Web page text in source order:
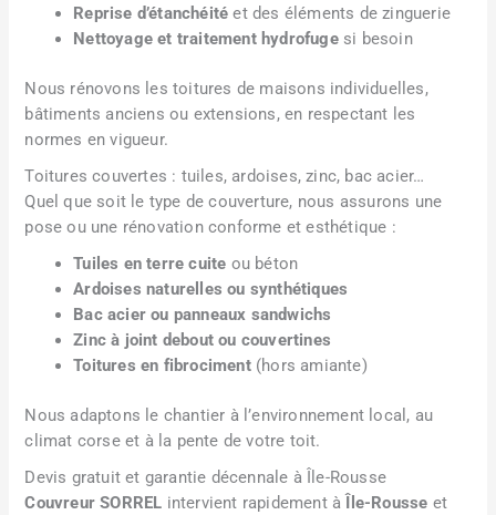
Reprise d’étanchéité et des éléments de zinguerie
Nettoyage et traitement hydrofugesi besoin
Nous rénovons les toitures de maisons individuelles,
bâtiments anciens ou extensions, en respectant les
normes en vigueur.
Toitures couvertes : tuiles, ardoises, zinc, bac acier…
Quel que soit le type de couverture, nous assurons une
pose ou une rénovation conforme et esthétique :
Tuiles en terre cuite ou béton
Ardoises naturelles ou synthétiques
Bac acier ou panneaux sandwichs
Zinc à joint debout ou couvertines
Toitures en fibrociment(hors amiante)
Nous adaptons le chantier à l’environnement local, au
climat corse et à la pente de votre toit.
Devis gratuit et garantie décennale à Île-Rousse
Couvreur SORREL intervient rapidement à Île-Rousse et